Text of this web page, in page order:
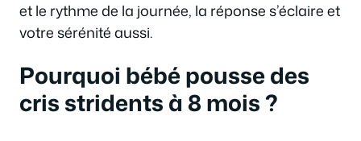
et le rythme de la journée, la réponse s’éclaire et
votre sérénité aussi.
Pourquoi bébé pousse des
cris stridents à 8 mois ?